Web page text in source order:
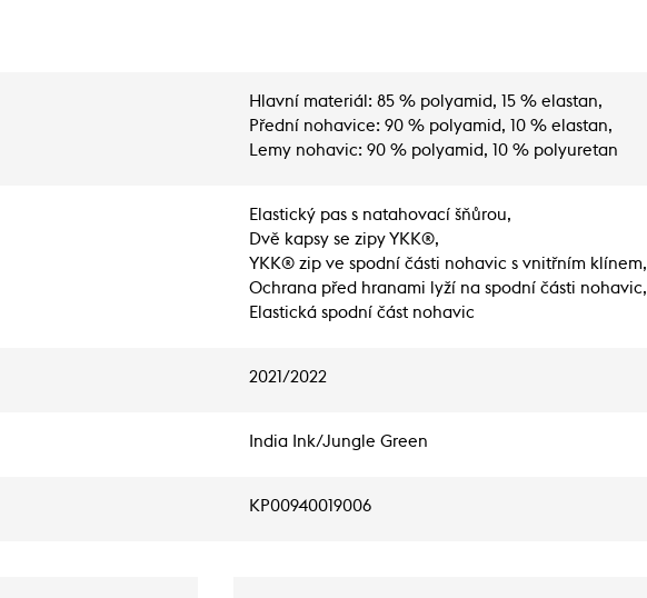
Hlavní materiál: 85 % polyamid, 15 % elastan,
Přední nohavice: 90 % polyamid, 10 % elastan,
Lemy nohavic: 90 % polyamid, 10 % polyuretan
Elastický pas s natahovací šňůrou,
Dvě kapsy se zipy YKK®,
YKK® zip ve spodní části nohavic s vnitřním klínem,
Ochrana před hranami lyží na spodní části nohavic,
Elastická spodní část nohavic
2021/2022
India Ink/Jungle Green
KP00940019006